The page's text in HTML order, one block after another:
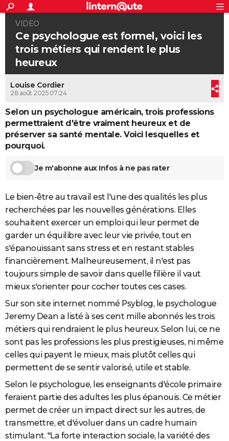
ACTUALITÉS
SPORT
Coupe du monde 2026
Football
Tennis
Cyclisme
Rugby
Forum
CULTURE
FINANCE
Retraite
Impôts
Epargne
Immobilier
Risques naturels par ville
Banque
Assurance
Crédit
AUTO
Essais
Réserver un essai
Citadines
Berlines
SUV
Forum auto
+
HIGH-TECH
Mobiles
Meilleur smartphone
Internet
Ordinateurs
Jeux vidéo
Guide high-tech
+
BRICOLAGE
Guides de France
Escapades
Patrimoine
Expositions
Musées
Week-end nature
Art de vivre
Bien-être
Loisirs
Mode
Modes de vie
SANTE
Alimentation
Guide de la santé
Maladies
Médicaments
Sommeil
VOYAGE
Destinations
City break
Voyage nature
Voyage de noces
Forum
Climat
+
PHOTO
GUIDES D'ACHAT
BONS PLANS
CARTE DE VOEUX
Carte de Noël
Carte Bonne année
Carte Saint-Valentin
Carte Pâques
Carte d'anniversaire
DICTIONNAIRE
Dictionnaire
Biographies
Citations
Expressions
Proverbes
PROGRAMME TV
COPAINS D'AVANT
S'inscrire
Se connecter
Lycées
Collèges
Primaires
Universités
Entreprises
Service militaire
Avis de recherche
AVIS DE DÉCÈS
FORUM
Bricolage
Lifestyle
Culture
Sport
Auto
Television
Voyage
Cinema
VIDEO
Ce psychologue est formel, voici les
trois métiers qui rendent le plus
heureux
Louise Cordier
28 août 2025 07:24
Selon un psychologue américain, trois professions
permettraient d'être vraiment heureux et de
préserver sa santé mentale. Voici lesquelles et
pourquoi.
Je m'abonne aux Infos à ne pas rater
Le bien-être au travail est l'une des qualités les plus
recherchées par les nouvelles générations. Elles
souhaitent exercer un emploi qui leur permet de
garder un équilibre avec leur vie privée, tout en
s'épanouissant sans stress et en restant stables
financièrement. Malheureusement, il n'est pas
toujours simple de savoir dans quelle filière il vaut
mieux s'orienter pour cocher toutes ces cases.
Sur son site internet nommé Psyblog, le psychologue
Jeremy Dean a listé à ses cent mille abonnés les trois
métiers qui rendraient le plus heureux. Selon lui, ce ne
sont pas les professions les plus prestigieuses, ni même
celles qui payent le mieux, mais plutôt celles qui
permettent de se sentir valorisé, utile et stable.
Selon le psychologue, les enseignants d'école primaire
feraient partie des adultes les plus épanouis. Ce métier
permet de créer un impact direct sur les autres, de
transmettre, et d'évoluer dans un cadre humain
stimulant. "La forte interaction sociale, la variété des